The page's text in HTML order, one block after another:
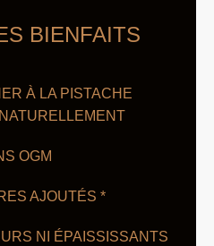
BIENFAITS
À LA PISTACHE
OGM
AJOUTÉS *
NI ÉPAISSISSANTS